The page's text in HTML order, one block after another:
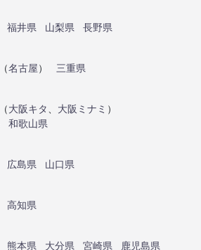
福井県 山梨県
長野県
（名古屋）
三重県
（大阪キタ 大阪ミナミ ）
和歌山県
広島県
山口県
高知県
熊本県 大分県 宮崎県 鹿児島県